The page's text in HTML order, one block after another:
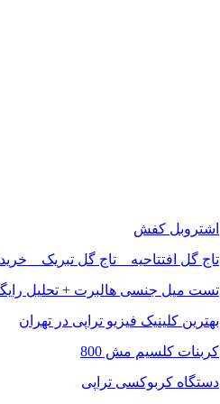
اشتروبل کفش
تاج گل افتتاحیه _ تاج گل تبریک _
تست میل جنسی هالبرت + تحلیل
بهترین کلینیک فیزیو تراپی در تهران
کربنات کلسیم مش 800
دستگاه کربوکسی تراپی